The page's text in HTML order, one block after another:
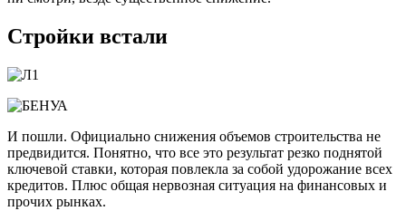
Стройки встали
И пошли. Официально снижения объемов строительства не
предвидится. Понятно, что все это результат резко поднятой
ключевой ставки, которая повлекла за собой удорожание всех
кредитов. Плюс общая нервозная ситуация на финансовых и
прочих рынках.